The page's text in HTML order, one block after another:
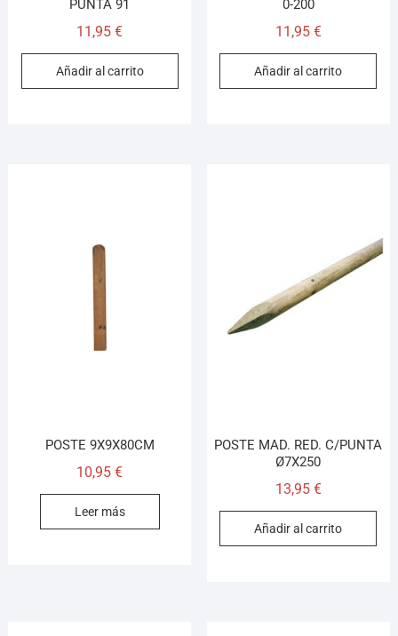
PUNTA 91
11,95€
Añadir al carrito
0-200
11,95 €
Añadir al carrito
POSTE 9X9X80CM
10,95€
Leer más
POSTE MAD. RED. C/PUNTA
Ø7X250
13,95 €
Añadir al carrito